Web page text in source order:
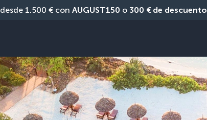
desde 1.500 € con AUGUST150 o 300 € de descuento